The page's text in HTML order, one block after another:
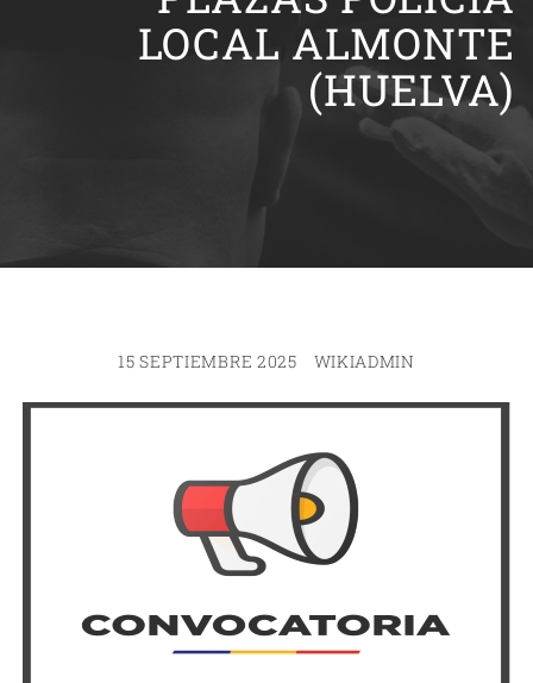
LOCAL ALMONTE
(HUELVA)
15 SEPTIEMBRE 2025 WIKIADMIN